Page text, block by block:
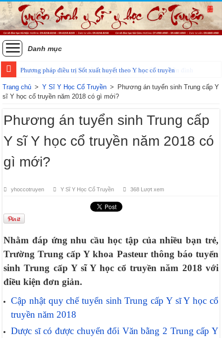
Danh mục
Phương pháp điều trị Sốt xuất huyết theo Y học cổ truyền
Trang chủ > Y Sĩ Y Học Cổ Truyền > Phương án tuyển sinh Trung cấp Y
sĩ Y học cổ truyền năm 2018 có gì mới?
Phương án tuyển sinh Trung cấp
Y sĩ Y học cổ truyền năm 2018 có
gì mới?
yhoccotruyen Y Sĩ Y Học Cổ Truyền 368 Lượt xem
Nhằm đáp ứng nhu cầu học tập của nhiều bạn trẻ,
Trường Trung cấp Y khoa Pasteur thông báo tuyển
sinh Trung cấp Y sĩ Y học cổ truyền năm 2018 với
điều kiện đơn giản.
Cập nhật quy chế tuyển sinh Trung cấp Y sĩ Y học cổ
truyền năm 2018
Dược sĩ có được chuyển đổi Văn bằng 2 Trung cấp Y